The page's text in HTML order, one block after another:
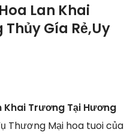
Lan Khai
Gía Rẻ,Uy
Khai Trương Tại Hương
Thương Mại hoa tuoi của